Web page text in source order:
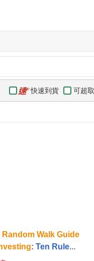
快速到貨 可超取
Random Walk Guide
: Ten Rules f
Financial Success